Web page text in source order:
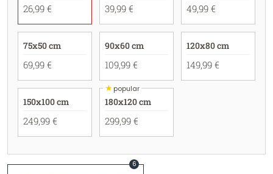
26,99 € 39,99 € 49,99 €
75x50 cm
69,99 €
90x60 cm
109,99 €
120x80 cm
149,99 €
150x100 cm
249,99 €
★popular
180x120 cm
299,99 €
6